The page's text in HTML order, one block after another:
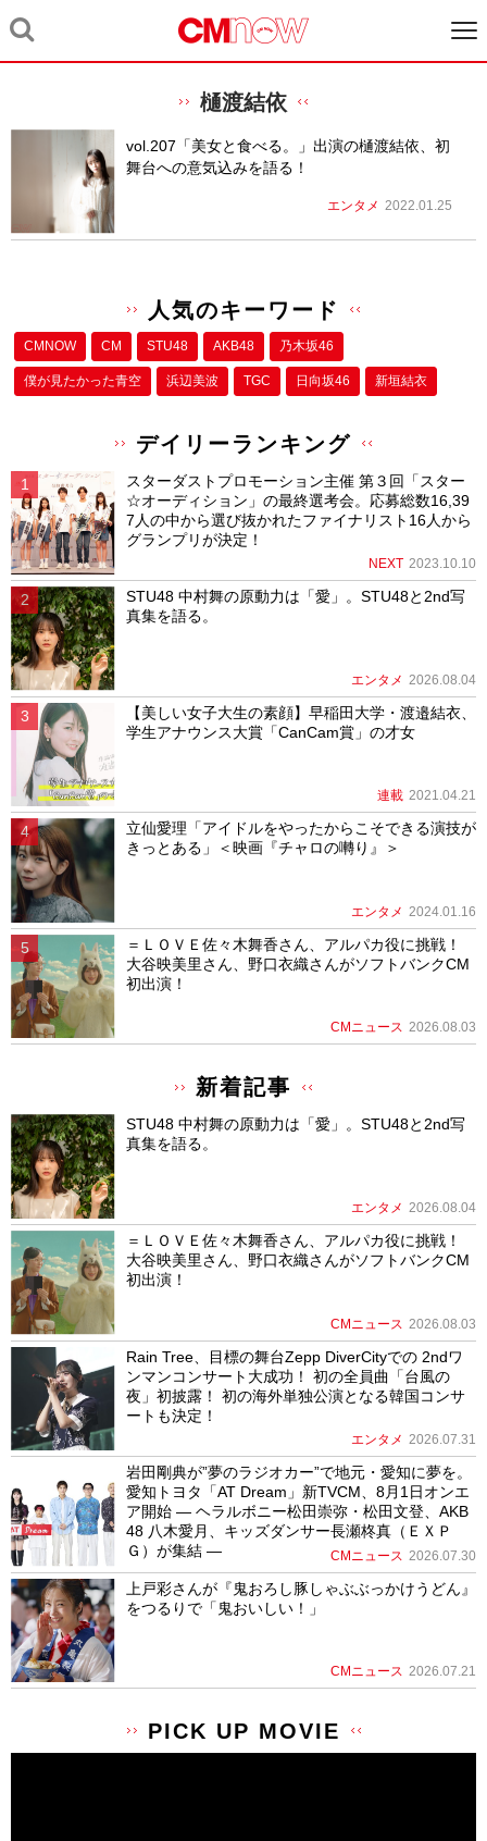
樋渡結依
vol.207「美女と食べる。」出演の樋渡結依、初
舞台への意気込みを語る！
エンタメ 2022.01.25
人気のキーワード
CMNOW CM STU48 AKB48 乃木坂46
僕が⾒たかった⻘空 浜辺美波 TGC 日向坂46 新垣結衣
デイリーランキング
スターダストプロモーション主催 第３回「スター
☆オーディション」の最終選考会。応募総数16,39
7人の中から選び抜かれたファイナリスト16人から
グランプリが決定！
NEXT 2023.10.10
STU48 中村舞の原動力は「愛」。STU48と2nd写
真集を語る。
エンタメ 2026.08.04
【美しい女子大生の素顔】早稲田大学・渡邉結衣、
学生アナウンス大賞「CanCam賞」の才女
連載 2021.04.21
立仙愛理「アイドルをやったからこそできる演技が
きっとある」＜映画『チャロの囀り』＞
エンタメ 2024.01.16
＝ＬＯＶＥ佐々木舞香さん、アルパカ役に挑戦！
大谷映美里さん、野口衣織さんがソフトバンクCM
初出演！
CMニュース 2026.08.03
新着記事
STU48 中村舞の原動力は「愛」。STU48と2nd写
真集を語る。
エンタメ 2026.08.04
＝ＬＯＶＥ佐々木舞香さん、アルパカ役に挑戦！
大谷映美里さん、野口衣織さんがソフトバンクCM
初出演！
CMニュース 2026.08.03
Rain Tree、目標の舞台Zepp DiverCityでの 2ndワ
ンマンコンサート大成功！ 初の全員曲「台風の
夜」初披露！ 初の海外単独公演となる韓国コンサ
ートも決定！
エンタメ 2026.07.31
岩田剛典が”夢のラジオカー”で地元・愛知に夢を。
愛知トヨタ「AT Dream」新TVCM、8月1日オンエ
ア開始 ― ヘラルボニー松田崇弥・松田文登、AKB
48 八木愛月、キッズダンサー長瀬柊真（ＥＸＰ
Ｇ）が集結 ―
CMニュース 2026.07.30
上戸彩さんが『鬼おろし豚しゃぶぶっかけうどん』
をつるりで「鬼おいしい！」
CMニュース 2026.07.21
PICK UP MOVIE